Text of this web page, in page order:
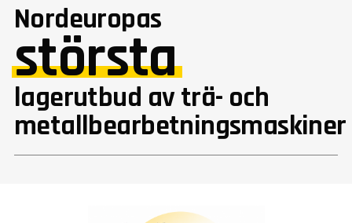
Nordeuropas
största
lagerutbud av trä- och
metallbearbetningsmaskiner